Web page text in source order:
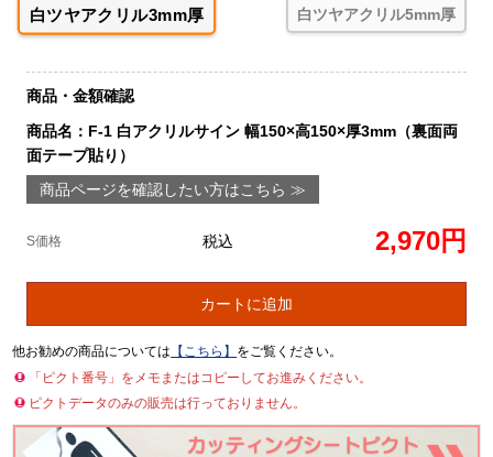
白ツヤアクリル3mm厚 白ツヤアクリル5mm厚
商品・金額確認
商品名：F-1 白アクリルサイン 幅150×高150×厚3mm（裏面両
面テープ貼り）
商品ページを確認したい方はこちら ≫
S価格 税込 2,970円
カートに追加
他お勧めの商品については 【こちら】 をご覧ください。
「ピクト番号」をメモまたはコピーしてお進みください。
ピクトデータのみの販売は行っておりません。